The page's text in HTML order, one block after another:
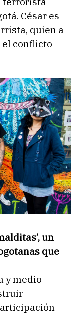
César es
quien a
el conflicto
un
que
y medio